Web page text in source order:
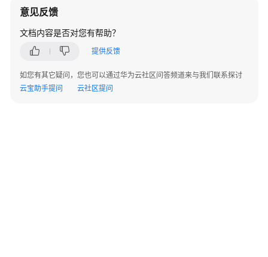
户
授
权
用
DBSS
意见反馈
文档内容是否对您有帮助？
提供反馈
如您有其它疑问，您也可以通过华为云社区问答频道来与我们联系探讨
云宝助手提问
云社区提问